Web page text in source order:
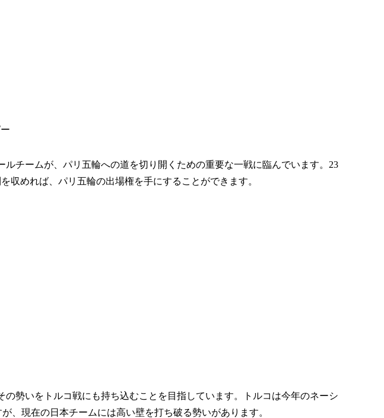
ルチームが、パリ五輪への道を切り開くための重要な一戦に臨んでいます。23
収めれば、パリ五輪の出場権を手にすることができます。
の勢いをトルコ戦にも持ち込むことを目指しています。トルコは今年のネーシ
、現在の日本チームには高い壁を打ち破る勢いがあります。